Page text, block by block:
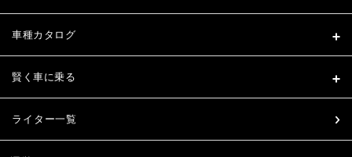
車種カタログ
賢く車に乗る
ライター一覧